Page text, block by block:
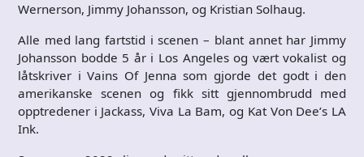
Wernerson, Jimmy Johansson, og Kristian Solhaug.
Alle med lang fartstid i scenen – blant annet har Jimmy
Johansson bodde 5 år i Los Angeles og vært vokalist og
låtskriver i Vains Of Jenna som gjorde det godt i den
amerikanske scenen og fikk sitt gjennombrudd med
opptredener i Jackass, Viva La Bam, og Kat Von Dee’s LA
Ink.